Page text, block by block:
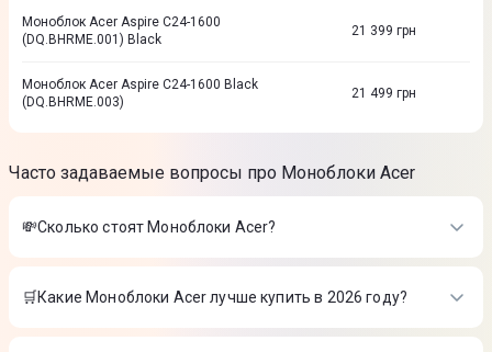
Моноблок Acer Aspire C24-1600
(DQ.BHRME.001) Black
21 399 грн
Моноблок Acer Aspire C24-1600 Black
(DQ.BHRME.003)
21 499 грн
Часто задаваемые вопросы про Моноблоки Acer
💸Сколько стоят Моноблоки Acer?
магазине Цитрус
🛒Какие Моноблоки Acer лучше купить в 2026 году?